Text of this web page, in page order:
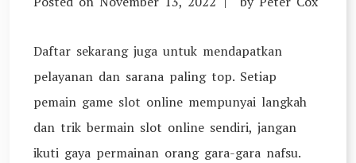
Daftar sekarang juga untuk mendapatkan
pelayanan dan sarana paling top. Setiap
pemain game slot online mempunyai langkah
dan trik bermain slot online sendiri, jangan
ikuti gaya permainan orang gara-gara nafsu.